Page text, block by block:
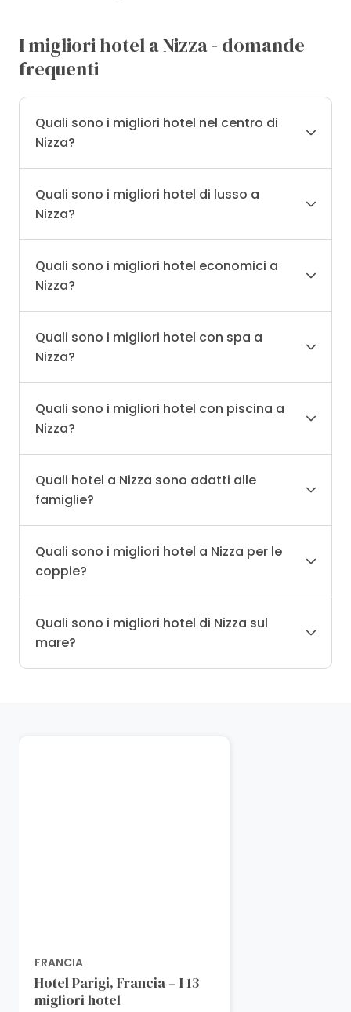
I migliori hotel a Nizza - domande
frequenti
Quali sono i migliori hotel nel centro di
Nizza?
Quali sono i migliori hotel di lusso a
Nizza?
Quali sono i migliori hotel economici a
Nizza?
Quali sono i migliori hotel con spa a
Nizza?
Quali sono i migliori hotel con piscina a
Nizza?
Quali hotel a Nizza sono adatti alle
famiglie?
Quali sono i migliori hotel a Nizza per le
coppie?
Quali sono i migliori hotel di Nizza sul
mare?
FRANCIA
Hotel Parigi, Francia – I 13
migliori hotel